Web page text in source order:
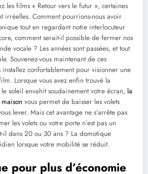
les films « Retour vers le futur », certaines
irréelles. Comment pourrions-nous avoir
tout en regardant notre interlocuteur
comment serait-il possible de fermer nos
vocale ? Les années sont passées, et tout
Souvenez-vous maintenant de ces
installez confortablement pour visionner une
Lorsque vous avez enfin trouvé la
soleil envahit soudainement votre écran, la
vous permet de baisser les volets
lever. Mais cet avantage ne s’arrête pas
les volets ou votre porte n’est pas un
il dans 20 ou 30 ans ? La domotique
lorsque votre mobilité se réduit.
pour plus d’économie